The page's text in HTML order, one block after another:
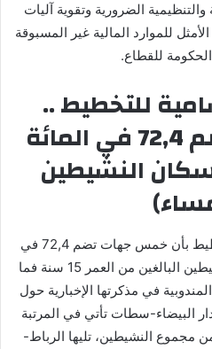
والتنظيمية الضرورية وتقوية آليات
للموارد المالية غير المسبوقة
للقطاع.
للتخطيط ..
خمس جهات تضم 72,4 في المائة
النشيطين
أفادت المندوبية السامية للتخطيط بأن خمس جهات تضم 72,4 في
المائة من مجموع السكان النشيطين البالغين من العمر 15 سنة فما
وأبرزت المندوبية في مذكرتها الإخبارية حول
البيضاء-سطات تأتي في المرتبة
في المائة من مجموع النشيطين، تليها الرباط-